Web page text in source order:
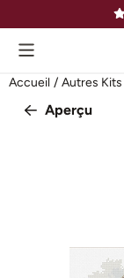
Préférences de
Accueil / Autres Kits
Aperçu